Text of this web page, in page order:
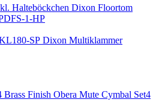
Dixon Floortom
1-HP
Dixon Multiklammer
Obera Mute Cymbal Set4